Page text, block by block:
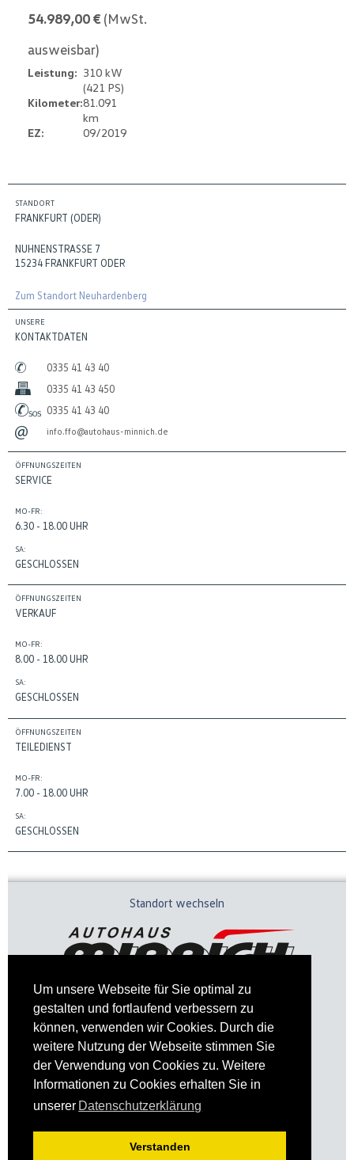
Um unsere Webseite für Sie optimal zu
gestalten und fortlaufend verbessern zu
können, verwenden wir Cookies. Durch die
weitere Nutzung der Webseite stimmen Sie
der Verwendung von Cookies zu. Weitere
Informationen zu Cookies erhalten Sie in
unserer Datenschutzerklärung
Verstanden
54.989,00 € (MwSt.
ausweisbar)
Leistung: 310 kW
(421 PS)
Kilometer:81.091
km
EZ:
09/2019
STANDORT
FRANKFURT (ODER)
NUHNENSTRASSE 7
15234 FRANKFURT ODER
Zum Standort Neuhardenberg
UNSERE
KONTAKTDATEN
0335 41 43 40
0335 41 43 450
0335 41 43 40
info.ffo@autohaus-minnich.de
ÖFFNUNGSZEITEN
SERVICE
MO-FR:
6.30 - 18.00 UHR
SA:
GESCHLOSSEN
ÖFFNUNGSZEITEN
VERKAUF
MO-FR:
8.00 - 18.00 UHR
SA:
GESCHLOSSEN
ÖFFNUNGSZEITEN
TEILEDIENST
MO-FR:
7.00 - 18.00 UHR
SA:
GESCHLOSSEN
Standort wechseln
Impressum Datenschutz